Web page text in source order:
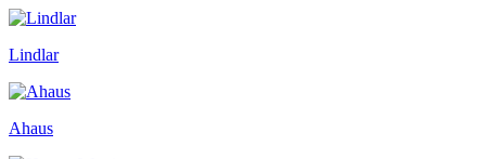
Lindlar
Ahaus